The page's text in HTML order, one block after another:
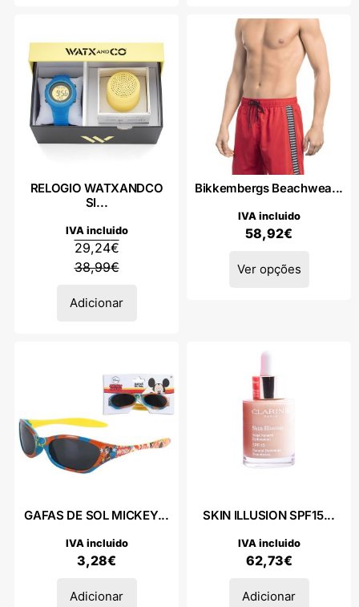
RELOGIO WATXANDCO
SI...
38,99€
29,24€
IVA incluido
Adicionar
Bikkembergs Beachwea...
58,92€
IVA incluido
Ver opções
GAFAS DE SOL MICKEY...
3,28€
IVA incluido
Adicionar
SKIN ILLUSION SPF15...
62,73€
IVA incluido
Adicionar